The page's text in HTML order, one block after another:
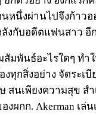
หนึ่งผ่านไปจึงก้าว
กับอดีตแฟนสาว อี
พันธ์อะไรใดๆ ทำใ
ทุกสิ่งอย่าง จัดระเ
นเพียงความสุข สำ
กก. Akerman เล่น